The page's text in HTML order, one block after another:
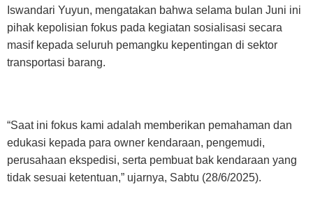
Iswandari Yuyun, mengatakan bahwa selama bulan Juni ini
pihak kepolisian fokus pada kegiatan sosialisasi secara
masif kepada seluruh pemangku kepentingan di sektor
transportasi barang.
“Saat ini fokus kami adalah memberikan pemahaman dan
edukasi kepada para owner kendaraan, pengemudi,
perusahaan ekspedisi, serta pembuat bak kendaraan yang
tidak sesuai ketentuan,” ujarnya, Sabtu (28/6/2025).